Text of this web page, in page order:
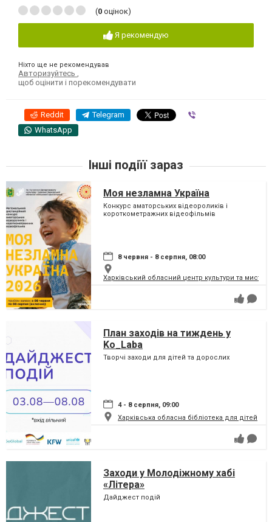
(0 оцінок)
Я рекомендую
Ніхто ще не рекомендував
Авторизуйтесь ,
щоб оцінити і порекомендувати
Reddit Telegram
WhatsApp
Інші подіїї зараз
Моя незламна Україна
Конкурс аматорських відеороликів і
короткометражних відеофільмів
8 червня - 8 серпня, 08:00
Харківський обласний центр культури та
План заходів на тиждень у
Ko_Laba
Творчі заходи для дітей та дорослих
4 - 8 серпня, 09:00
Харківська обласна бібліотека для дітей
Заходи у Молодіжному хабі
«Літера»
Дайджест подій